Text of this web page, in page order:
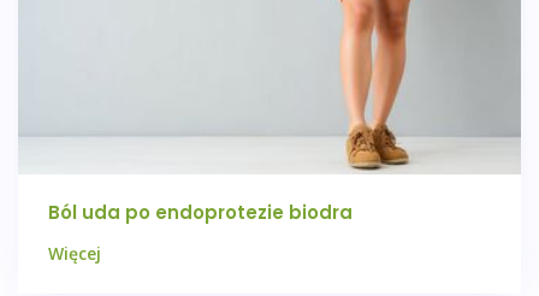
Ból uda po endoprotezie biodra
Więcej